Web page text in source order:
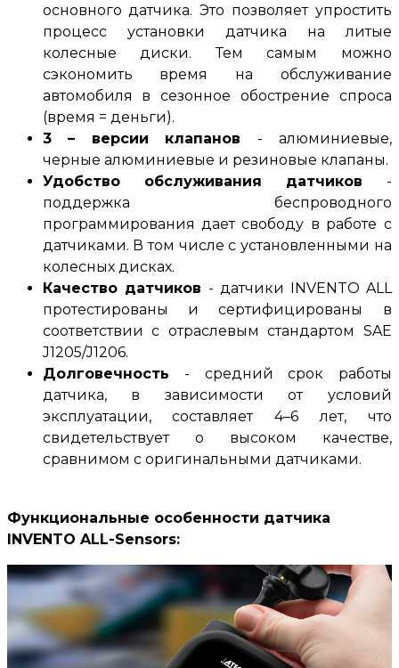
основного датчика. Это позволяет упростить
процесс установки датчика на литые
колесные диски.
Тем самым можно
сэкономить время на обслуживание
автомобиля в сезонное обострение спроса
(время = деньги).
3 – версии клапанов
- алюминиевые,
черные алюминиевые и резиновые клапаны.
Удобство обслуживания датчиков
-
поддержка беспроводного
программирования дает свободу в работе с
датчиками. В том числе с установленными на
колесных дисках.
Качество датчиков - датчики INVENTO ALL
протестированы и сертифицированы в
соответствии с отраслевым стандартом
SAE
J1205/J1206.
Долговечность
- средний срок работы
датчика, в зависимости от условий
эксплуатации, составляет 4–6 лет, что
свидетельствует о высоком качестве,
сравнимом с оригинальными датчиками.
Функциональные особенности датчика
INVENTO ALL-Sensors: